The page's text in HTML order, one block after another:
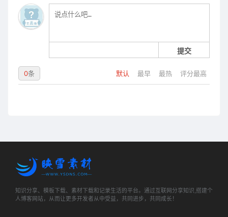
提交
默认 最早 最热 评分最高
0条
知识分享、模板下载、素材下载和记录生活的平台。通过互联网分享知识,搭建个
人博客网站，从而让更多开发者从中受益，共同进步，共同成长！